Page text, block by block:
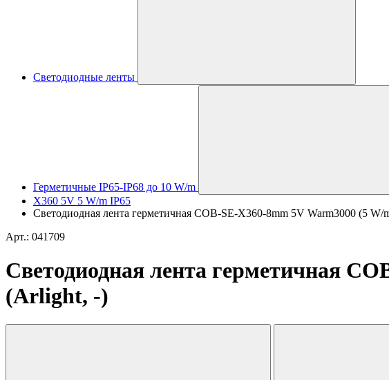
Светодиодные ленты
Герметичные IP65-IP68 до 10 W/m
X360 5V 5 W/m IP65
Светодиодная лента герметичная COB-SE-X360-8mm 5V Warm3000 (5 W/
Арт.: 041709
Светодиодная лента герметичная
(Arlight, -)